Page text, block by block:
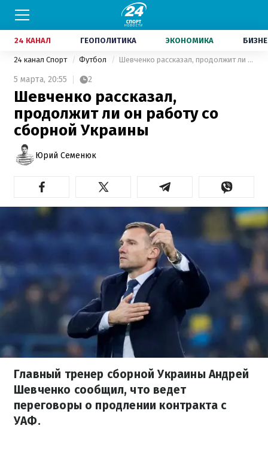
24 КАНАЛ ГЕОПОЛИТИКА ЭКОНОМИКА
24 канал Спорт Футбол Шевченко рассказал, продолжит ли он работу со сборной Украины
5 марта, 20:55 2
Шевченко рассказал,
продолжит ли он работу со
сборной Украины
Юрий Семенюк
Главный тренер сборной Украины Андрей
Шевченко сообщил, что ведет
переговоры о продлении контракта с
УАФ.